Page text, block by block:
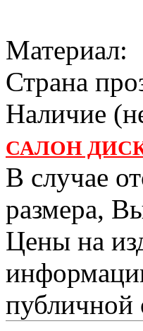
Страна
Наличие
САЛОН
В случае
размера,
Цены на
публичной